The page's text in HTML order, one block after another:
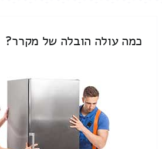
כמה עולה הובלה של מקרר?